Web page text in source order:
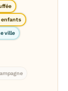
enfants
ville